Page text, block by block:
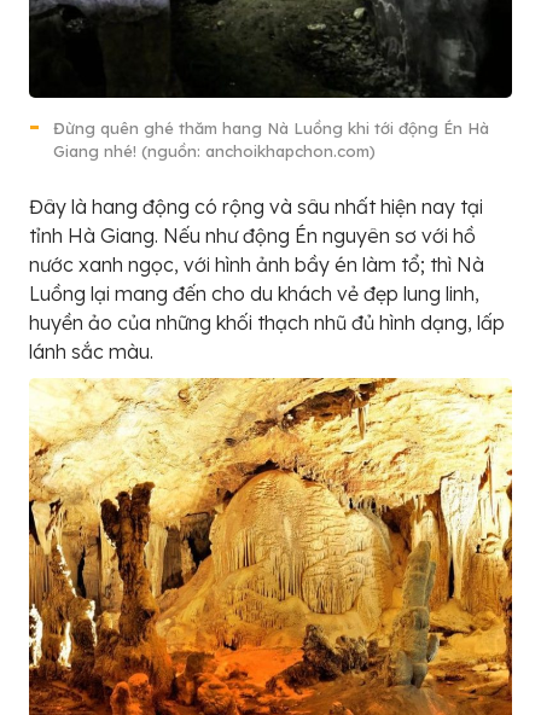
Đừng quên ghé thăm hang Nà Luồng khi tới động Én Hà
Giang nhé! (nguồn: anchoikhapchon.com)
Đây là hang động có rộng và sâu nhất hiện nay tại
tỉnh Hà Giang. Nếu như động Én nguyên sơ với hồ
nước xanh ngọc, với hình ảnh bầy én làm tổ; thì Nà
Luồng lại mang đến cho du khách vẻ đẹp lung linh,
huyền ảo của những khối thạch nhũ đủ hình dạng, lấp
lánh sắc màu.